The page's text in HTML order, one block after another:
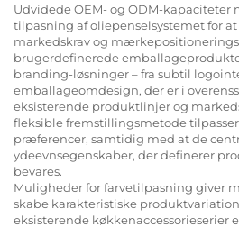
Udvidede OEM- og ODM-
tilpasning af oliepenselsystemet for
markedskrav og
brugerdefinerede
branding-løsninger – fra subtil
emballageomdesign, der er i
eksisterende produktlinjer og
fleksible fremstillingsmetode
præferencer, samtidig med at de
ydeevnsegenskaber, der definerer
bevares.
Muligheder for farvetilpasning giver
skabe karakteristiske
eksisterende køkkenaccessorieserier